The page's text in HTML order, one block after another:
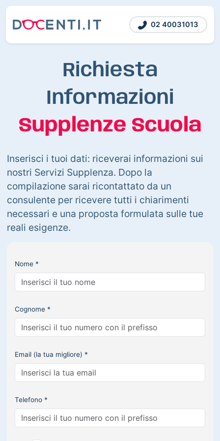
02 40031013
Richiesta
Informazioni
Supplenze Scuola
Inserisci i tuoi dati: riceverai informazioni sui
nostri Servizi Supplenza. Dopo la
compilazione sarai ricontattato da un
consulente per ricevere tutti i chiarimenti
necessari e una proposta formulata sulle tue
reali esigenze.
Nome *
Cognome *
Email (la tua migliore) *
Telefono *